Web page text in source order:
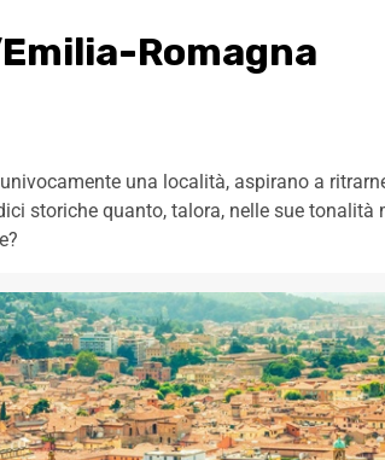
Romagna
una località, aspirano a
storiche quanto, talora, nelle sue